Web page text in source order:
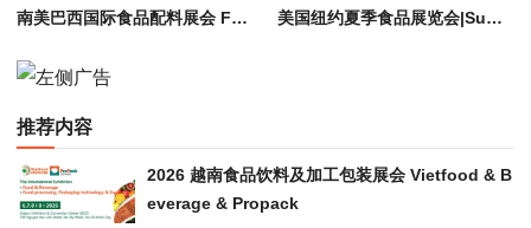
南美巴西国际食品配料展会 Fi South America 2026 | 食品添加剂展会 美国纽约夏季食品展览会|Summer Fancy Food Show in NY in 2026
推荐内容
2026 越南食品饮料及加工包装展会 Vietfood & B
everage & Propack